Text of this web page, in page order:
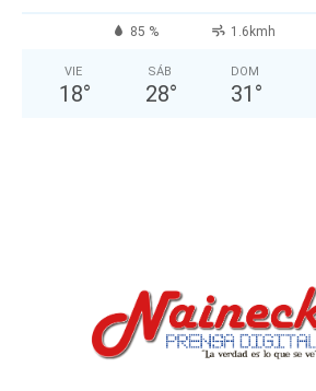
85 % 1.6kmh
VIE
18°
SÁB
28°
DOM
31 °